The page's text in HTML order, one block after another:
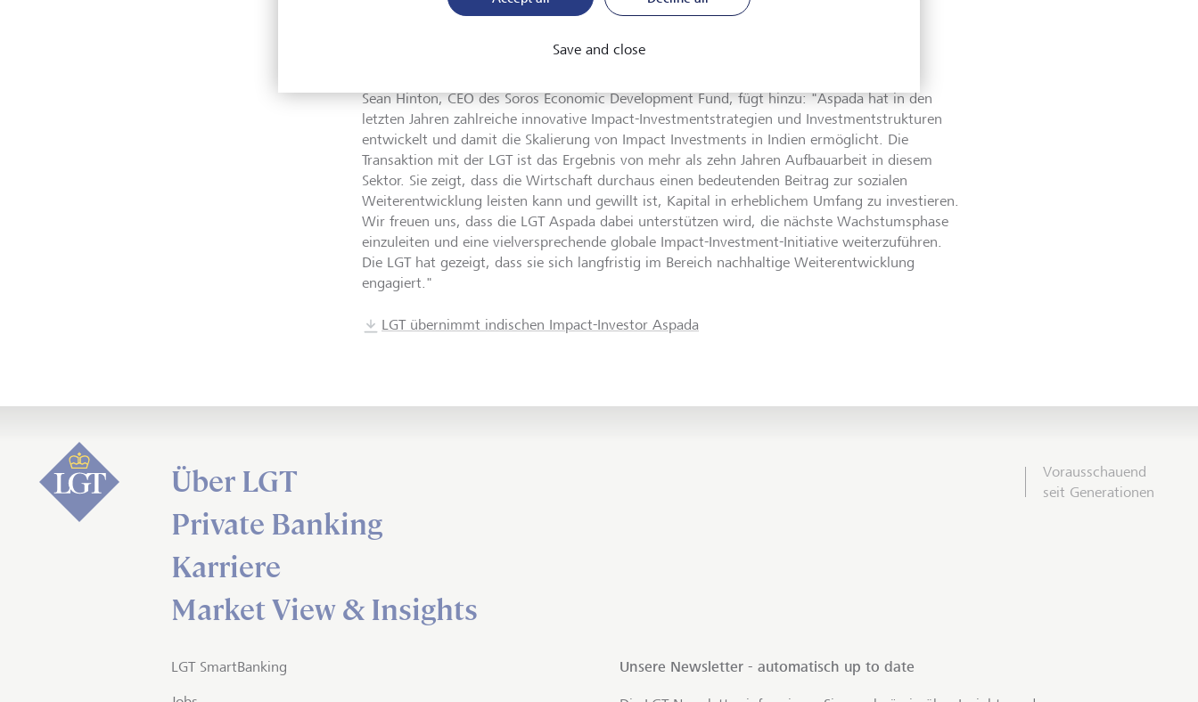
nächsten Entwicklungsschritt von Aspada in Indien unterstützt, sondern mit dem wir
Sean Hinton, CEO des Soros Economic Development Fund, fügt hinzu: "Aspada hat in den
letzten Jahren zahlreiche innovative Impact-Investmentstrategien und Investmentstrukturen
entwickelt und damit die Skalierung von Impact Investments in Indien ermöglicht. Die
Transaktion mit der LGT ist das Ergebnis von mehr als zehn Jahren Aufbauarbeit in diesem
Sektor. Sie zeigt, dass die Wirtschaft durchaus einen bedeutenden Beitrag zur sozialen
Weiterentwicklung leisten kann und gewillt ist, Kapital in erheblichem Umfang zu investieren.
Wir freuen uns, dass die LGT Aspada dabei unterstützen wird, die nächste Wachstumsphase
einzuleiten und eine vielversprechende globale Impact-Investment-Initiative weiterzuführen.
Die LGT hat gezeigt, dass sie sich langfristig im Bereich nachhaltige Weiterentwicklung
engagiert."
LGT übernimmt indischen Impact-Investor Aspada
Vorausschauend
seit Generationen
Über LGT
Private Banking
Karriere
Market View & Insights
LGT SmartBanking Unsere Newsletter - automatisch up to date
Save and close